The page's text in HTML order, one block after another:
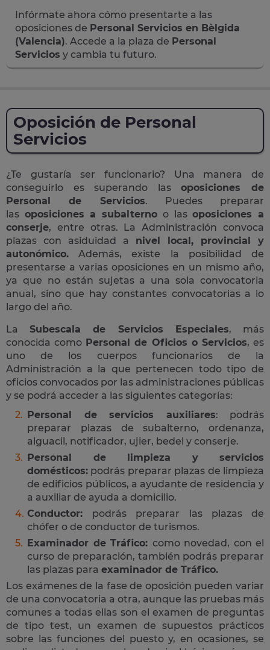
Infórmate ahora cómo presentarte a las
oposiciones de Personal Servicios en Bèlgida
(Valencia). Accede a la plaza de Personal
Servicios y cambia tu futuro.
Oposición de Personal
Servicios
¿Te gustaría ser funcionario? Una manera de
conseguirlo es superando lasoposiciones de
Personal de Servicios. Puedes preparar
las oposiciones a subalterno o lasoposiciones a
conserje, entre otras. La Administración convoca
plazas con asiduidad a nivel local, provincial y
autonómico. Además, existe la posibilidad de
presentarse a varias oposiciones en un mismo año,
ya que no están sujetas a una sola convocatoria
anual, sino que hay constantes convocatorias a lo
largo del año.
LaSubescala de Servicios Especiales, más
conocida como Personal de Oficios o Servicios, es
uno de los cuerpos funcionarios de la
Administración a la que pertenecen todo tipo de
oficios convocados por las administraciones públicas
y se podrá acceder a las siguientes categorías:
Personal de servicios auxiliares: podrás
preparar plazas de subalterno, ordenanza,
alguacil, notificador, ujier, bedel y conserje.
Personal de limpieza y servicios
domésticos: podrás preparar plazas de limpieza
de edificios públicos, a ayudante de residencia y
a auxiliar de ayuda a domicilio.
Conductor: podrás preparar las plazas de
chófer o de conductor de turismos.
Examinador de Tráfico: como novedad, con el
curso de preparación, también podrás preparar
las plazas para examinador de Tráfico.
Los exámenes de la fase de oposición pueden variar
de una convocatoria a otra, aunque las pruebas más
comunes a todas ellas son el examen de preguntas
de tipo test, un examen de supuestos prácticos
sobre las funciones del puesto y, en ocasiones, se